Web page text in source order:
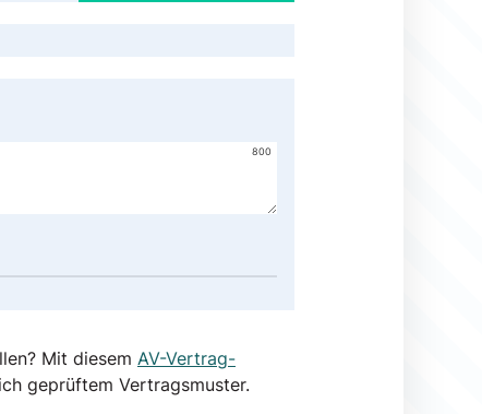
800
Mit diesem AV-Vertrag-
geprüftem Vertragsmuster.